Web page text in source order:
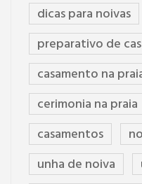
dicas para noivas
preparativo de
casamento na
cerimonia na praia
casamentos
unha de noiva